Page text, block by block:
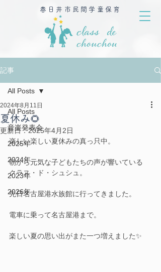
春日井市民間学童保育
記事
All Posts
音楽発表会
2025年
2024年
2023年
2026年
All Posts
夏休み🌻
2024年8月11日
更新日：2025年4月2日
楽しい楽しい夏休みの真っ只中。
朝から元気な子どもたちの声が響いている
クラス・ド・シュシュ。
先日名古屋港水族館に行ってきました。
電車に乗って名古屋港まで。
楽しい夏の思い出がまた一つ増えました✨